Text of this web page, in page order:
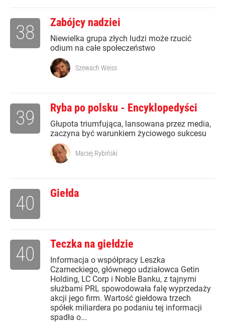
Zabójcy nadziei
Niewielka grupa złych ludzi może rzucić
odium na całe społeczeństwo
38
Szewach Weiss
Ryba po polsku - Encyklopedyści
Głupota triumfująca, lansowana przez media,
zaczyna być warunkiem życiowego sukcesu
39
Maciej Rybiński
Giełda
40
Teczka na giełdzie
Informacja o współpracy Leszka
Czarneckiego, głównego udziałowca Getin
Holding, LC Corp i Noble Banku, z tajnymi
służbami PRL spowodowała falę wyprzedaży
akcji jego firm. Wartość giełdowa trzech
spółek miliardera po podaniu tej informacji
spadła o...
40